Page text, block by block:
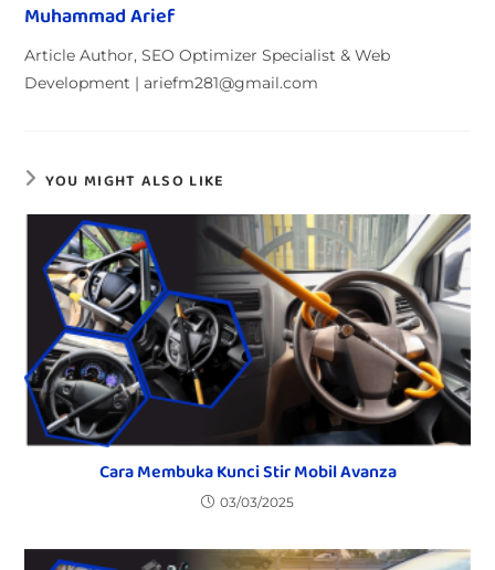
Muhammad Arief
Article Author, SEO Optimizer Specialist & Web
Development | ariefm281@gmail.com
YOU MIGHT ALSO LIKE
Cara Membuka Kunci Stir Mobil Avanza
03/03/2025